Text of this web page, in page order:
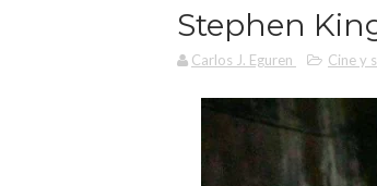
Stephen
Carlos J. Eguren Cine y